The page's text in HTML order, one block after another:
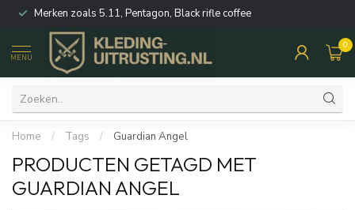
Merken zoals 5.11, Pentagon, Black rifle coffee
MENU
0
Home / Tags / Guardian Angel
PRODUCTEN GETAGD MET
GUARDIAN ANGEL